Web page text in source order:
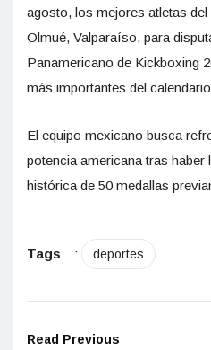
agosto, los mejores atletas
Olmué, Valparaíso, para
Panamericano de Kickboxing
más importantes del
El equipo mexicano busca
potencia americana tras
histórica de 50 medallas
Tags : deportes
Read Previous